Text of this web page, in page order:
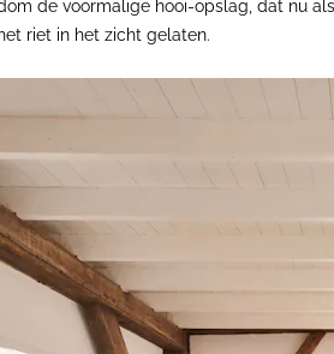
de voormalige hooi-opslag, dat nu
riet in het zicht gelaten.